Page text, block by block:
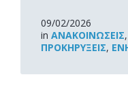
09/02/2026
in ΑΝΑΚOΙΝΏΣΕΙΣ,
ΠΡΟΚΗΡΎΞΕΙΣ,